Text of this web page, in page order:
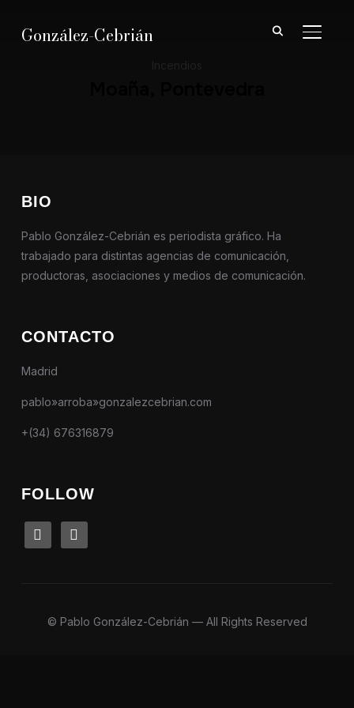
González-Cebrián
BIO
Pablo González-Cebrián es periodista gráfico. Ha
trabajado para distintas agencias de comunicación,
productoras, asociaciones y medios de comunicación.
CONTACTO
Madrid
pablo»arroba»gonzalezcebrian.com
+(34) 676316879
FOLLOW
linkedin instagram
© Pablo González-Cebrián — All Rights Reserved